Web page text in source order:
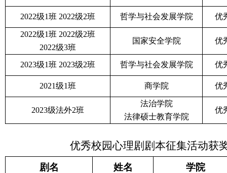
2022级1班 2022级2班 哲学与社会发展学院 优
2022级1班 2022级2班
2022级3班
国家安全学院 优
2023级1班 2023级2班 哲学与社会发展学院 优
2021级1班 商学院 优
2023级法外2班
法治学院
法律硕士教育学院
优
优秀校园心理剧剧本征集活动获
剧名 姓名 学院